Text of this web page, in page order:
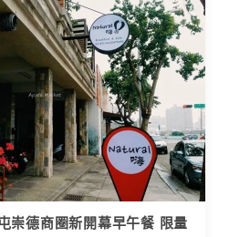
崇德商圈新開幕早午餐 限量